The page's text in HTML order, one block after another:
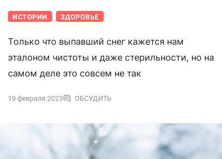
ИСТОРИИ ЗДОРОВЬЕ
Только что выпавший снег кажется нам
эталоном чистоты и даже стерильности, но на
самом деле это совсем не так
19 февраля 2023 ОБСУДИТЬ